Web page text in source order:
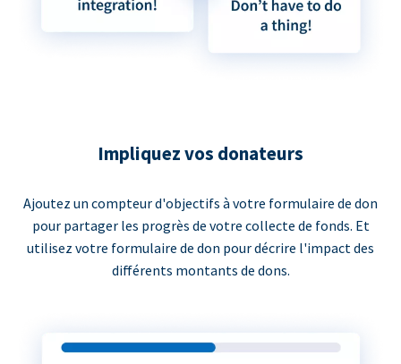
Impliquez vos donateurs
Ajoutez un compteur d'objectifs à votre formulaire de don
pour partager les progrès de votre collecte de fonds. Et
utilisez votre formulaire de don pour décrire l'impact des
différents montants de dons.